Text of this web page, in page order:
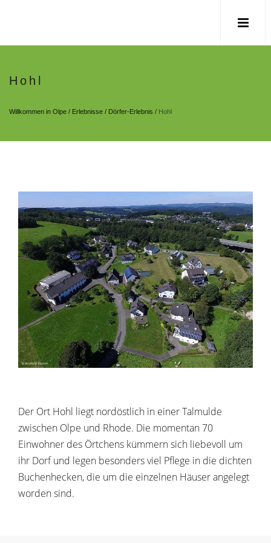
Hohl
Willkommen in Olpe / Erlebnisse / Dörfer-Erlebnis / Hohl
Der Ort Hohl liegt nordöstlich in einer Talmulde
zwischen Olpe und Rhode. Die momentan 70
Einwohner des Örtchens kümmern sich liebevoll um
ihr Dorf und legen besonders viel Pflege in die dichten
Buchenhecken, die um die einzelnen Häuser angelegt
worden sind.